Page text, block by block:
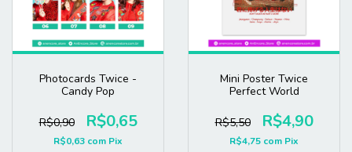
Photocards Twice -
Candy Pop
R$0,90 R$0,65
R$0,63 com Pix
Mini Poster Twice
Perfect World
R$5,50 R$4,90
R$4,75 com Pix